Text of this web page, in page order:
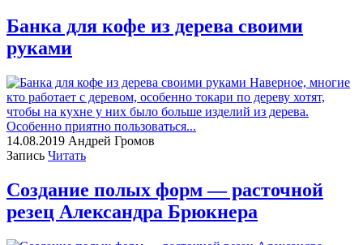
Банка для кофе из дерева своими
руками
Наверное, многие
кто работает с деревом, особенно токари по дереву хотят,
чтобы на кухне у них было больше изделий из дерева.
Особенно приятно пользоваться...
14.08.2019 Андрей Громов
Запись Читать
Создание полых форм — расточной
резец Александра Брюкнера